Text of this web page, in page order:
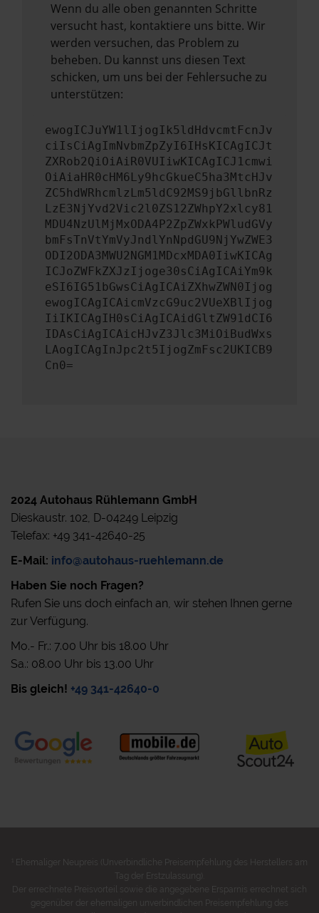
Wenn du alle oben genannten Schritte
versucht hast, kontaktiere uns bitte. Wir
werden versuchen, das Problem zu
beheben. Du kannst uns diesen Text
schicken, um uns bei der Fehlersuche zu
unterstützen:
ewogICJuYW1lIjogIk5ldHdvcmtFcnJv
ciIsCiAgImNvbmZpZyI6IHsKICAgICJt
ZXRob2QiOiAiR0VUIiwKICAgICJ1cmwi
OiAiaHR0cHM6Ly9hcGkueC5ha3MtcHJv
ZC5hdWRhcmlzLm5ldC92MS9jbGllbnRz
LzE3NjYvd2Vic2l0ZS12ZWhpY2xlcy81
MDU4NzUlMjMxODA4P2ZpZWxkPWludGVy
bmFsTnVtYmVyJndlYnNpdGU9NjYwZWE3
ODI2ODA3MWU2NGM1MDcxMDA0IiwKICAg
ICJoZWFkZXJzIjoge30sCiAgICAiYm9k
eSI6IG51bGwsCiAgICAiZXhwZWN0Ijog
ewogICAgICAicmVzcG9uc2VUeXBlIjog
IiIKICAgIH0sCiAgICAidGltZW91dCI6
IDAsCiAgICAicHJvZ3Jlc3MiOiBudWxs
LAogICAgInJpc2t5IjogZmFsc2UKICB9
Cn0=
2024 Autohaus Rühlemann GmbH
Dieskaustr. 102, D-04249 Leipzig
Telefax: +49 341-42640-25
E-Mail: info@autohaus-ruehlemann.de
Haben Sie noch Fragen?
Rufen Sie uns doch einfach an, wir stehen Ihnen gerne
zur Verfügung.
Mo.- Fr.: 7.00 Uhr bis 18.00 Uhr
Sa.: 08.00 Uhr bis 13.00 Uhr
Bis gleich! +49 341-42640-0
Ehemaliger Neupreis (Unverbindliche Preisempfehlung des Herstellers am
Tag der Erstzulassung).
Der errechnete Preisvorteil sowie die angegebene Ersparnis errechnet sich
gegenüber der ehemaligen unverbindlichen Preisempfehlung des